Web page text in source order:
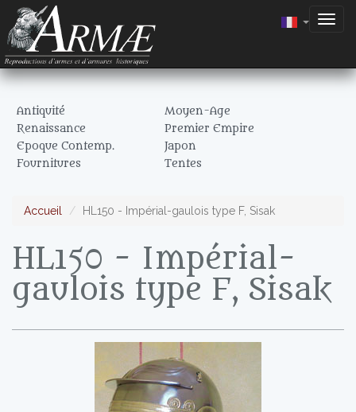
Antiquité
Moyen-Age
Renaissance
Premier Empire
Epoque Contemp.
Japon
Fournitures
Tentes
Accueil HL150 - Impérial-gaulois type F, Sisak
HL150 - Impérial-
gaulois type F, Sisak